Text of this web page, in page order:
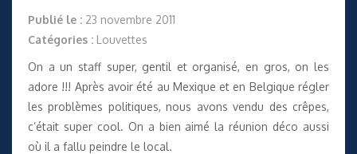
Publié le : 23 novembre 2011
Catégories : Louvettes
On a un staff super, gentil et organisé, en gros, on les
adore !!! Après avoir été au Mexique et en Belgique régler
les problèmes politiques, nous avons vendu des crêpes,
c’était super cool. On a bien aimé la réunion déco aussi
où il a fallu peindre le local.